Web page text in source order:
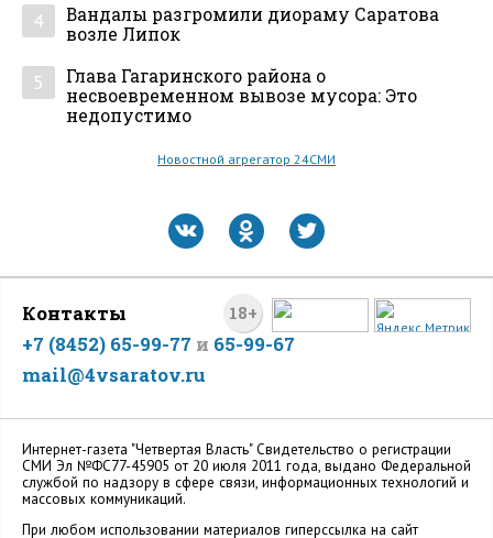
4
Вандалы разгромили диораму Саратова
возле Липок
5
Глава Гагаринского района о
несвоевременном вывозе мусора: Это
недопустимо
Новостной агрегатор 24СМИ
18+
Контакты
+7 (8452) 65-99-77 и 65-99-67
mail@4vsaratov.ru
Интернет-газета "Четвертая Власть" Cвидетельство о регистрации
СМИ Эл №ФС77-45905 от 20 июля 2011 года, выдано Федеральной
службой по надзору в сфере связи, информационных технологий и
массовых коммуникаций.
При любом использовании материалов гиперссылка на сайт